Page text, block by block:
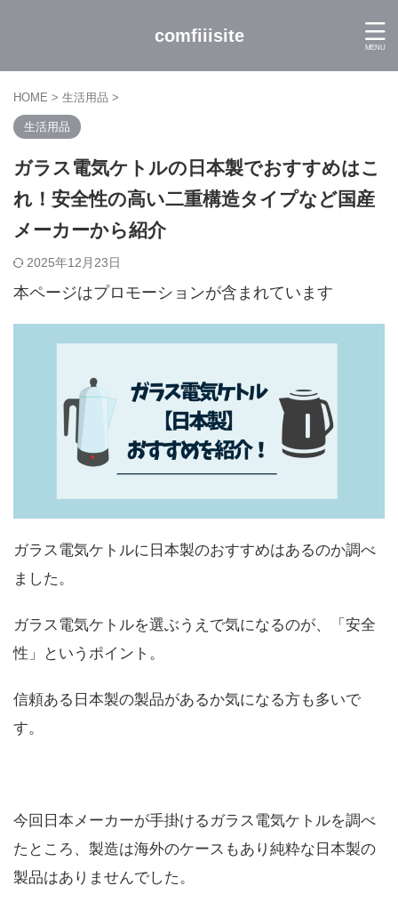
comfiiisite
HOME > 生活用品 >
生活用品
ガラス電気ケトルの日本製でおすすめはこ
れ！安全性の高い二重構造タイプなど国産
メーカーから紹介
2025年12月23日
本ページはプロモーションが含まれています
ガラス電気ケトルに日本製のおすすめはあるのか調べ
ました。
ガラス電気ケトルを選ぶうえで気になるのが、「安全
性」というポイント。
信頼ある日本製の製品があるか気になる方も多いで
す。
今回日本メーカーが手掛けるガラス電気ケトルを調べ
たところ、製造は海外のケースもあり純粋な日本製の
製品はありませんでした。